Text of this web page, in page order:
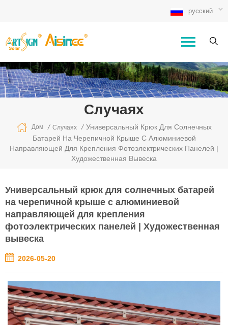
русский
Случаях
Дом / Случаях / Универсальный Крюк Для Солнечных
Батарей На Черепичной Крыше С Алюминиевой
Направляющей Для Крепления Фотоэлектрических Панелей |
Художественная Вывеска
Универсальный крюк для солнечных батарей
на черепичной крыше с алюминиевой
направляющей для крепления
фотоэлектрических панелей | Художественная
вывеска
2026-05-20